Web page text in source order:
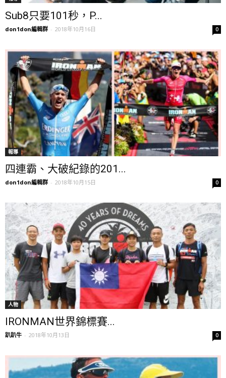
Sub8只要101秒，P...
don1don編輯群 - 2018年10月16日 0
報導
四連霸、大破紀錄的201...
don1don編輯群 - 2018年10月15日 0
人物
IRONMAN世界錦標賽...
趴趴牛 - 2018年10月13日 0